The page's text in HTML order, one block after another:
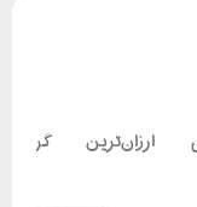
ارزان‌ترین